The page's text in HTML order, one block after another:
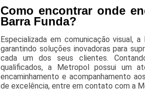
Como encontrar onde
Barra Funda?
Especializada em comunicação visual,
garantindo soluções inovadoras para
cada um dos seus clientes.
qualificados, a Metropol possui um
encaminhamento e acompanhamento
de excelência, entre em contato com a